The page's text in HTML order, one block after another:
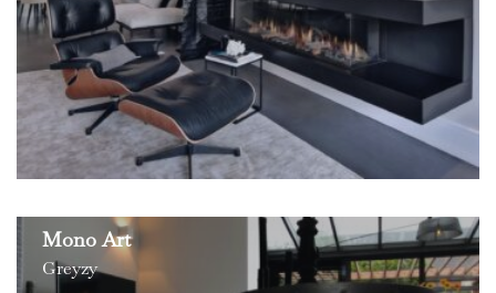
Mono Art
Greyzy